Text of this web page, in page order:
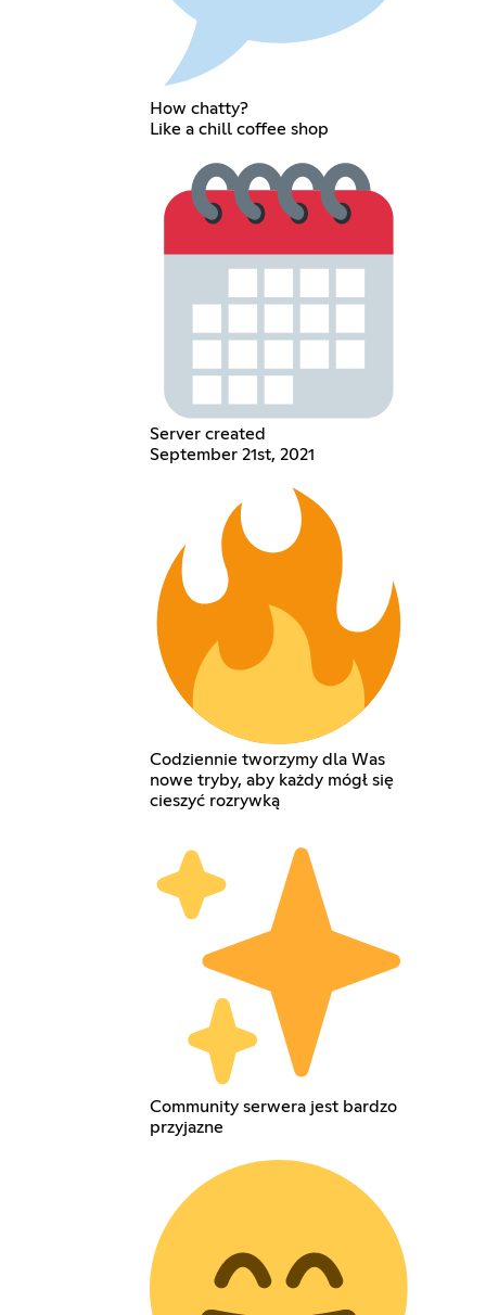
How chatty?
Like a chill coffee shop
Server created
September 21st, 2021
Codziennie tworzymy dla Was
nowe tryby, aby każdy mógł się
cieszyć rozrywką
Community serwera jest bardzo
przyjazne